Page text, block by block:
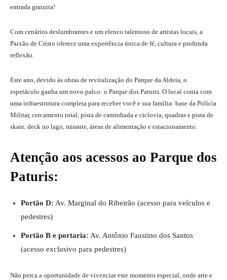
entrada gratuita!
Com cenários deslumbrantes e um elenco talentoso de artistas locais, a
Paixão de Cristo oferece uma experiência única de fé, cultura e profunda
reflexão.
Este ano, devido às obras de revitalização do Parque da Aldeia, o
espetáculo ganha um novo palco: o Parque dos Paturis. O local conta com
uma infraestrutura completa para receber você e sua família: base da Polícia
Militar, cercamento total, pista de caminhada e ciclovia, quadras e pista de
skate, deck no lago, mirante, áreas de alimentação e estacionamento.
Atenção aos acessos ao Parque dos
Paturis:
Portão D: Av. Marginal do Ribeirão (acesso para veículos e
pedestres)
Portão B e portaria: Av. Antônio Faustino dos Santos
(acesso exclusivo para pedestres)
Não perca a oportunidade de vivenciar este momento especial, onde arte e